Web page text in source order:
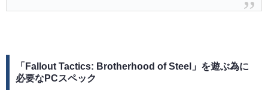
「Fallout Tactics: Brotherhood of Steel」を遊ぶ為に
必要なPCスペック